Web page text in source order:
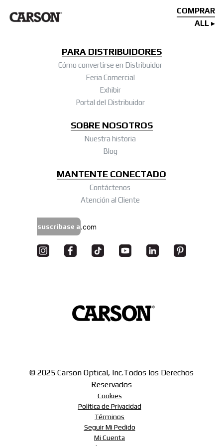
COMPRAR
ALL
PARA DISTRIBUIDORES
Cómo convertirse en Distribuidor
Feria Comercial
Exhibir
Portal del Distribuidor
SOBRE NOSOTROS
Nuestra historia
Blog
MANTENTE CONECTADO
Contáctenos
Atención al Cliente
suscríbase a
© 2025 Carson Optical, Inc.Todos los Derechos
Reservados
Cookies
Política de Privacidad
Términos
Seguir Mi Pedido
Mi Cuenta